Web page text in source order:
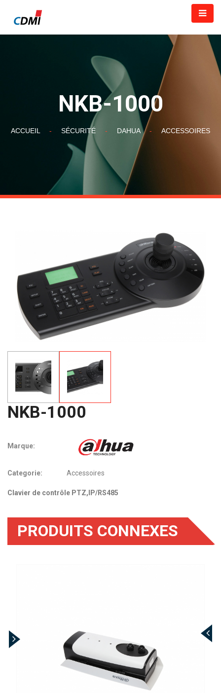
NKB-1000
ACCUEIL - SÉCURITÉ - DAHUA - ACCESSOIRES
NKB-1000
Marque:
Categorie: Accessoires
Clavier de contrôle PTZ,IP/RS485
PRODUITS CONNEXES